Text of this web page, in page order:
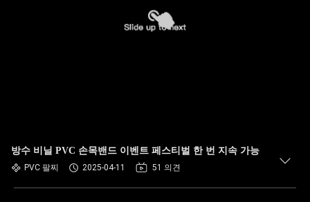
방수 비닐 PVC 손목밴드 이벤트 페스티벌 한 번 지속 가능
PVC 팔찌 2025-04-11 51 의견